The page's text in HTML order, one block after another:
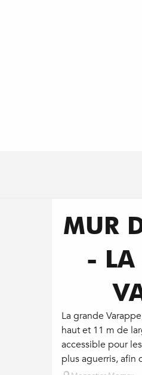
MUR
- LA
La grande
haut et 11 m de
accessible pour
plus aguerris, afin